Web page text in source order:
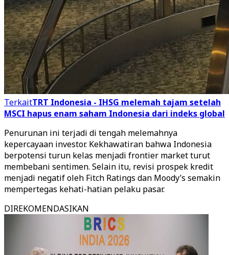
TerkaitTRT Indonesia - IHSG melemah tajam setelah
MSCI hapus enam saham Indonesia dari indeks global
Penurunan ini terjadi di tengah melemahnya
kepercayaan investor. Kekhawatiran bahwa Indonesia
berpotensi turun kelas menjadi frontier market turut
membebani sentimen. Selain itu, revisi prospek kredit
menjadi negatif oleh Fitch Ratings dan Moody’s semakin
mempertegas kehati-hatian pelaku pasar.
DIREKOMENDASIKAN